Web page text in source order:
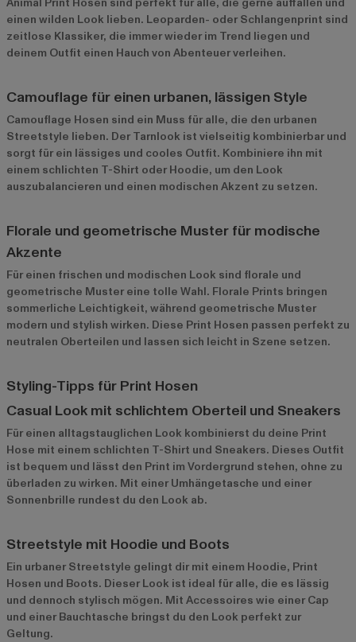
einen wilden Look lieben. Leoparden- oder Schlangenprint sind
zeitlose Klassiker, die immer wieder im Trend liegen und
deinem Outfit einen Hauch von Abenteuer verleihen.
Camouflage für einen urbanen, lässigen Style
Camouflage Hosen sind ein Muss für alle, die den urbanen
Streetstyle lieben. Der Tarnlook ist vielseitig kombinierbar und
sorgt für ein lässiges und cooles Outfit. Kombiniere ihn mit
einem schlichten T-Shirt oder Hoodie, um den Look
auszubalancieren und einen modischen Akzent zu setzen.
Florale und geometrische Muster für modische
Akzente
Für einen frischen und modischen Look sind florale und
geometrische Muster eine tolle Wahl. Florale Prints bringen
sommerliche Leichtigkeit, während geometrische Muster
modern und stylish wirken. Diese Print Hosen passen perfekt zu
neutralen Oberteilen und lassen sich leicht in Szene setzen.
Styling-Tipps für Print Hosen
Casual Look mit schlichtem Oberteil und Sneakers
Für einen alltagstauglichen Look kombinierst du deine Print
Hose mit einem schlichten T-Shirt und Sneakers. Dieses Outfit
ist bequem und lässt den Print im Vordergrund stehen, ohne zu
überladen zu wirken. Mit einer Umhängetasche und einer
Sonnenbrille rundest du den Look ab.
Streetstyle mit Hoodie und Boots
Ein urbaner Streetstyle gelingt dir mit einem Hoodie, Print
Hosen und Boots. Dieser Look ist ideal für alle, die es lässig
und dennoch stylisch mögen. Mit Accessoires wie einer Cap
und einer Bauchtasche bringst du den Look perfekt zur
Geltung.